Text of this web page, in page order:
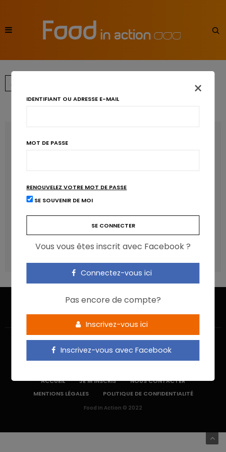
←
Manger sucré augmente-t-il l’attrait pour le sucré ?
Poisson, contaminants et oméga-3 : quelles
recommandations ?
Les aliments ultra-transformés doivent-ils être une cible
×
IDENTIFIANT OU ADRESSE E-MAIL
MOT DE PASSE
RENOUVELEZ VOTRE MOT DE PASSE
SE SOUVENIR DE MOI
Vous vous êtes inscrit avec Facebook ?
Connectez-vous ici
Pas encore de compte?
Inscrivez-vous ici
Inscrivez-vous avec Facebook
ACCUEIL JE M’INSCRIS
NOUS CONTACTER
MENTIONS LÉGALES
POLITIQUE DE CONFIDENTIALITÉ
Food In Action © 2022